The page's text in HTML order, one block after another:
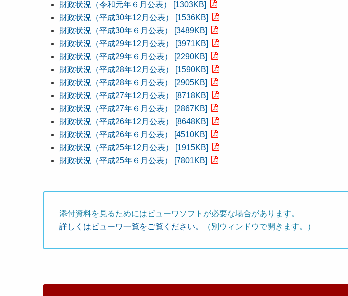
財政状況（令和元年６月公表） [1303KB]
財政状況（平成30年12月公表） [1536KB]
財政状況（平成30年６月公表） [3489KB]
財政状況（平成29年12月公表） [3971KB]
財政状況（平成29年６月公表） [2290KB]
財政状況（平成28年12月公表） [1590KB]
財政状況（平成28年６月公表） [2905KB]
財政状況（平成27年12月公表） [8718KB]
財政状況（平成27年６月公表） [2867KB]
財政状況（平成26年12月公表） [8648KB]
財政状況（平成26年６月公表） [4510KB]
財政状況（平成25年12月公表） [1915KB]
財政状況（平成25年６月公表） [7801KB]
添付資料を見るためにはビューワソフトが必要な場合があります。
詳しくはビューワ一覧をご覧ください。
（別ウィンドウで開きます。）